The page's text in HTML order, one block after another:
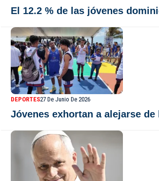
El 12.2 % de las jóvenes
DEPORTES27 De Junio De 2026
Jóvenes exhortan a alejarse